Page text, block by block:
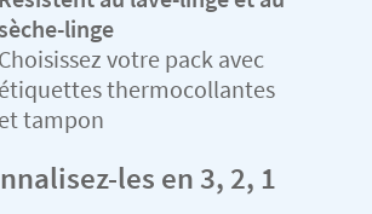
linge
Choisissez votre pack avec
étiquettes thermocollantes
et tampon
les en 3, 2, 1